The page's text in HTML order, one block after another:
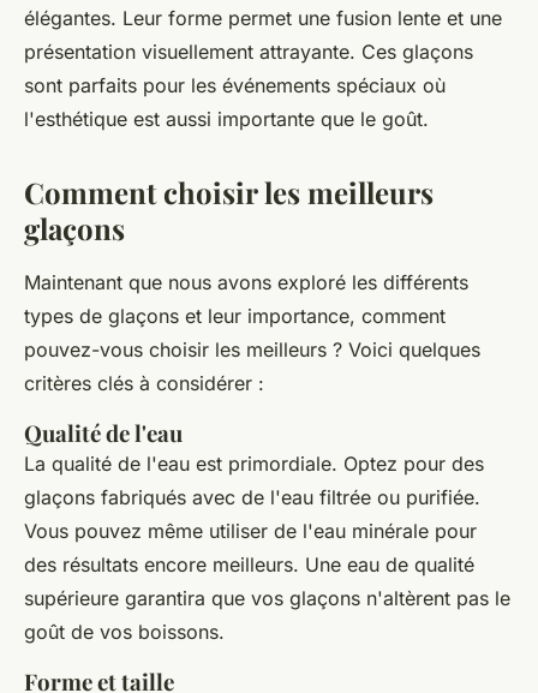
élégantes. Leur forme permet une fusion lente et une
présentation visuellement attrayante. Ces glaçons
sont parfaits pour les événements spéciaux où
l'esthétique est aussi importante que le goût.
Comment choisir les meilleurs
glaçons
Maintenant que nous avons exploré les différents
types de glaçons et leur importance, comment
pouvez-vous choisir les meilleurs ? Voici quelques
critères clés à considérer :
Qualité de l'eau
La qualité de l'eau est primordiale. Optez pour des
glaçons fabriqués avec de l'eau filtrée ou purifiée.
Vous pouvez même utiliser de l'eau minérale pour
des résultats encore meilleurs. Une eau de qualité
supérieure garantira que vos glaçons n'altèrent pas le
goût de vos boissons.
Forme et taille